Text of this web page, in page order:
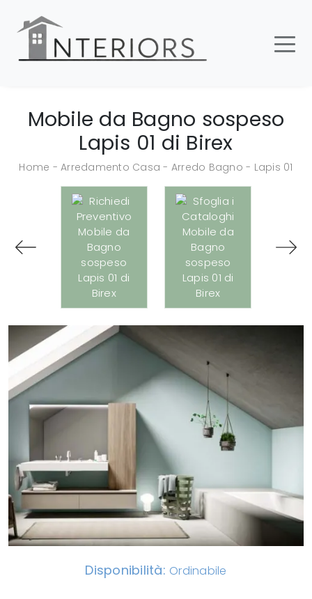
Mobile da Bagno sospeso
Lapis 01 di Birex
Home -Arredamento Casa - Arredo Bagno - Lapis 01
Disponibilità: Ordinabile